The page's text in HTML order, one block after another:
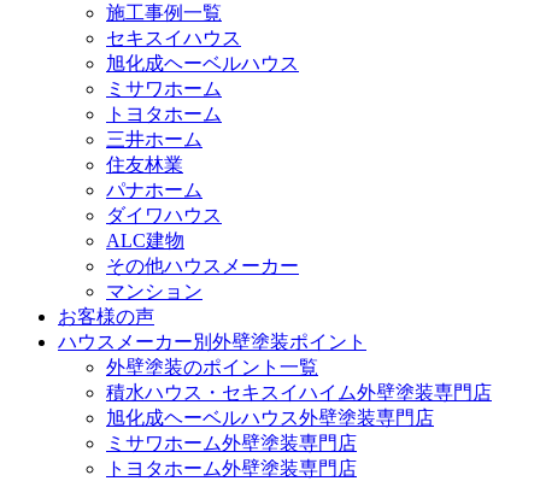
施工事例一覧
セキスイハウス
旭化成ヘーベルハウス
ミサワホーム
トヨタホーム
三井ホーム
住友林業
パナホーム
ダイワハウス
ALC建物
その他ハウスメーカー
マンション
お客様の声
ハウスメーカー別外壁塗装ポイント
外壁塗装のポイント一覧
積水ハウス・セキスイハイム外壁塗装専門店
旭化成ヘーベルハウス外壁塗装専門店
ミサワホーム外壁塗装専門店
トヨタホーム外壁塗装専門店